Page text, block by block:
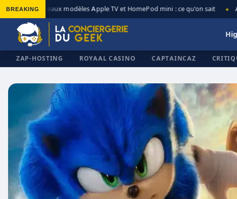
BREAKING
◆ Nouveaux modèles Apple TV et HomePod mini : ce qu’on sait ◆
ZAP-HOSTING ROYAAL CASINO CAPTAINCAZ
✕